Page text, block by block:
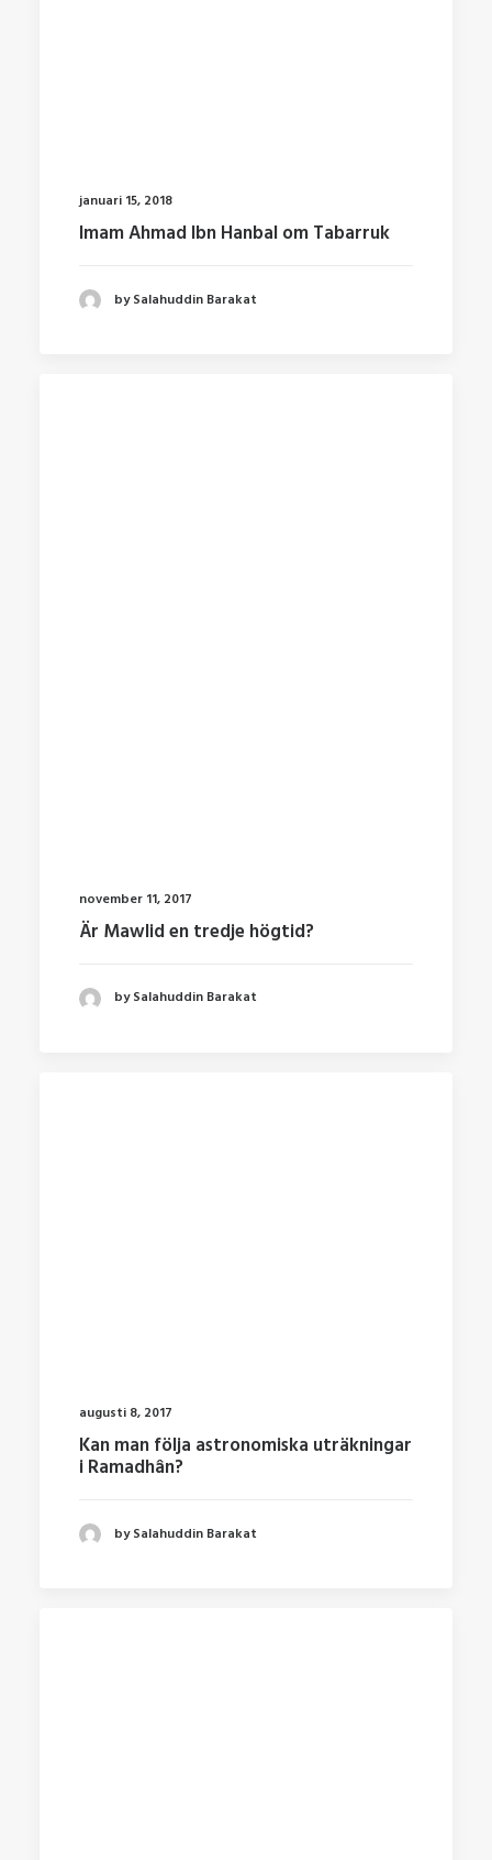
januari 15, 2018
Imam Ahmad Ibn Hanbal om Tabarruk
by Salahuddin Barakat
november 11, 2017
Är Mawlid en tredje högtid?
by Salahuddin Barakat
augusti 8, 2017
Kan man följa astronomiska uträkningar
i Ramadhân?
by Salahuddin Barakat